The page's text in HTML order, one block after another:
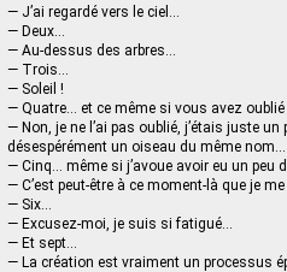
— J’ai regardé vers le ciel…
— Deux…
— Au-dessus des arbres…
— Trois…
— Soleil !
— Quatre… et ce même si vous avez
— Non, je ne l’ai pas oublié, j’étais juste
désespérément un oiseau du même nom…
— Cinq… même si j’avoue avoir eu un peu
— C’est peut-être à ce moment-là que je
— Six…
— Excusez-moi, je suis si fatigué…
— Et sept…
— La création est vraiment un processus